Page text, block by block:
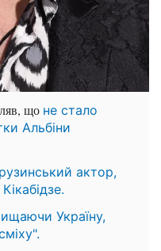
що не стало
Альбіни
актор,
Україну,